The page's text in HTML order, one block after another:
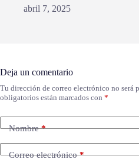
abril 7, 2025
Deja un comentario
Tu dirección de correo electrónico no será
obligatorios están marcados con *
Nombre*
Correo electrónico*